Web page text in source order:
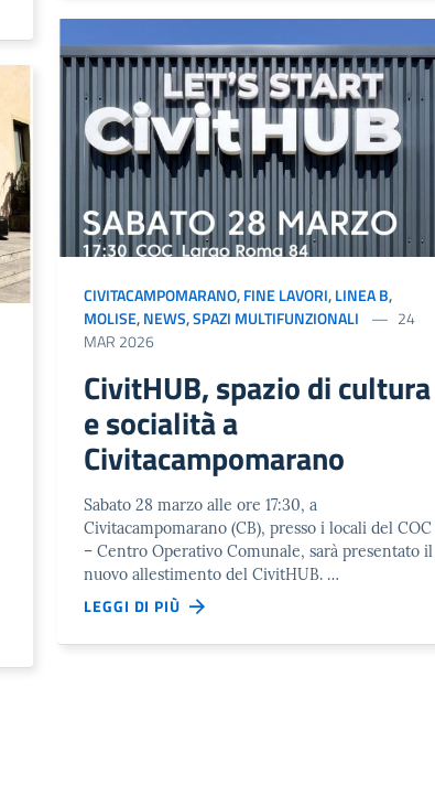
CIVITACAMPOMARANO,FINE LAVORI,LINEA B,
MOLISE,NEWS,SPAZI MULTIFUNZIONALI
24
MAR 2026
CivitHUB, spazio di cultura
e socialità a
Civitacampomarano
Sabato 28 marzo alle ore 17:30, a
Civitacampomarano (CB), presso i locali del COC
– Centro Operativo Comunale, sarà presentato il
nuovo allestimento del CivitHUB. …
LEGGI DI PIÙ